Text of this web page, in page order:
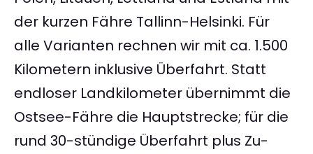
der kurzen Fähre Tallinn-Helsinki. Für
alle Varianten rechnen wir mit ca. 1.500
Kilometern inklusive Überfahrt. Statt
endloser Landkilometer übernimmt die
Ostsee-Fähre die Hauptstrecke; für die
rund 30-stündige Überfahrt plus Zu-